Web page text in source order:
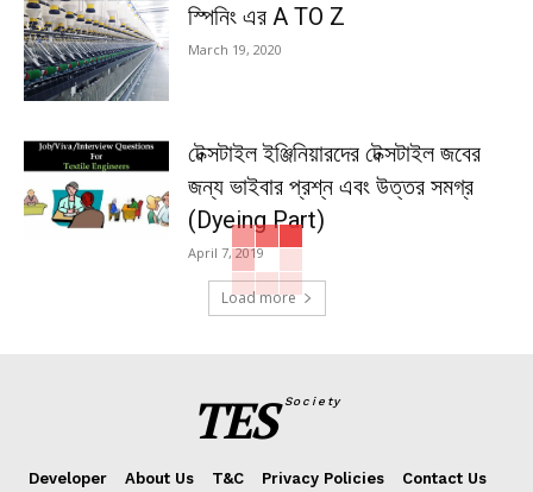
স্পিনিং এর A TO Z
March 19, 2020
টেক্সটাইল ইঞ্জিনিয়ারদের টেক্সটাইল জবের
জন্য ভাইবার প্রশ্ন এবং উত্তর সমগ্র
(Dyeing Part)
April 7, 2019
Load more
TES Society
Developer About Us T&C Privacy Policies
Contact Us